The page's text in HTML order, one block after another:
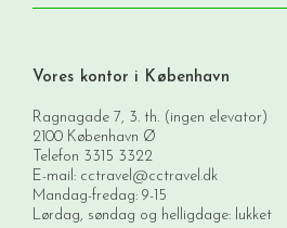
Vores kontor i København
Ragnagade 7, 3. th. (ingen elevator)
2100 København Ø
Telefon 3315 3322
E-mail: cctravel@cctravel.dk
Mandag-fredag: 9-15
Lørdag, søndag og helligdage: lukket